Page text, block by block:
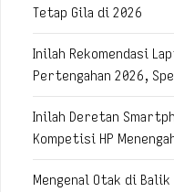
Tetap Gila di 2026
Inilah Rekomendasi
Pertengahan 2026,
Inilah Deretan
Kompetisi HP
Mengenal Otak di Balik